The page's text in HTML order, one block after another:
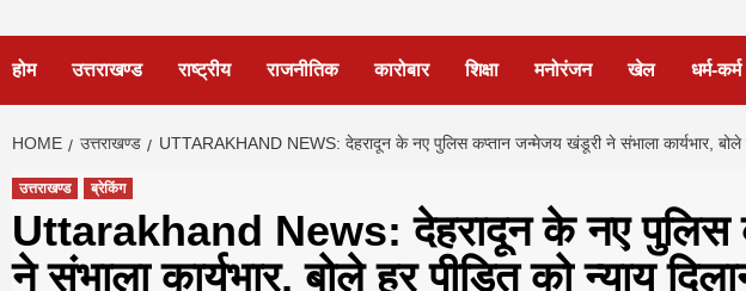
होम उत्तराखण्ड राष्ट्रीय राजनीतिक कारोबार शिक्षा मनोरंजन खेल धर्म-कर्म
HOME उत्तराखण्ड UTTARAKHAND NEWS: देहरादून के नए पुलिस कप्तान जन्मेजय खंडूरी ने संभाला कार्यभार, बोले
उत्तराखण्ड ब्रेकिंग
Uttarakhand News: देहरादून के नए पुलिस
ने संभाला कार्यभार, बोले हर पीड़ित को न्याय